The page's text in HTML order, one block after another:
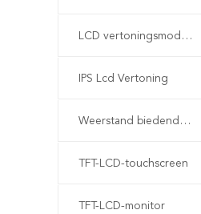
LCD vertoningsmodule
IPS Lcd Vertoning
Weerstand biedende LCD Vertoning
TFT-LCD-touchscreen
TFT-LCD-monitor